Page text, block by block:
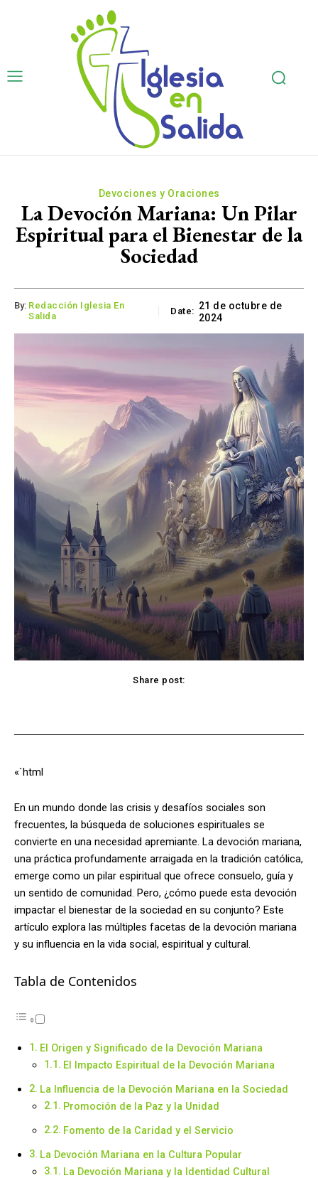
Devociones y Oraciones
La Devoción Mariana: Un Pilar
Espiritual para el Bienestar de la
Sociedad
By: Redacción Iglesia En
Salida
Date: 21 de octubre de
2024
Share post:
«`html
En un mundo donde las crisis y desafíos sociales son
frecuentes, la búsqueda de soluciones espirituales se
convierte en una necesidad apremiante. La devoción mariana,
una práctica profundamente arraigada en la tradición católica,
emerge como un pilar espiritual que ofrece consuelo, guía y
un sentido de comunidad. Pero, ¿cómo puede esta devoción
impactar el bienestar de la sociedad en su conjunto? Este
artículo explora las múltiples facetas de la devoción mariana
y su influencia en la vida social, espiritual y cultural.
Tabla de Contenidos
El Origen y Significado de la Devoción Mariana
El Impacto Espiritual de la Devoción Mariana
La Influencia de la Devoción Mariana en la Sociedad
Promoción de la Paz y la Unidad
Fomento de la Caridad y el Servicio
La Devoción Mariana en la Cultura Popular
La Devoción Mariana y la Identidad Cultural